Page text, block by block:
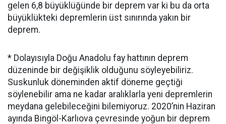
gelen 6,8 büyüklüğünde bir deprem var ki bu da orta
büyüklükteki depremlerin üst sınırında yakın bir
deprem.
* Dolayısıyla Doğu Anadolu fay hattının deprem
düzeninde bir değişiklik olduğunu söyleyebiliriz.
Suskunluk döneminden aktif döneme geçtiği
söylenebilir ama ne kadar aralıklarla yeni depremlerin
meydana gelebileceğini bilemiyoruz. 2020’nin Haziran
ayında Bingöl-Karlıova çevresinde yoğun bir deprem